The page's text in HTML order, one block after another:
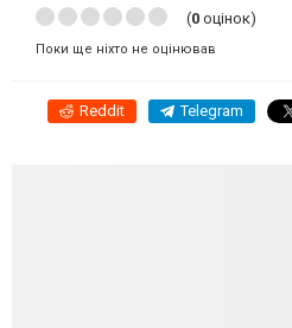
(0 оцінок)
Поки ще ніхто не оцінював
Reddit Telegram